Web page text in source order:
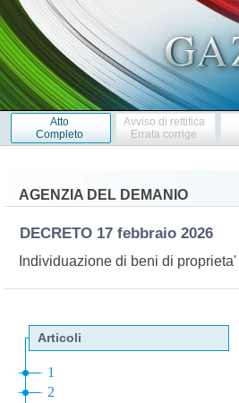
Atto
Completo
Avviso di rettifica
Errata corrige
AGENZIA DEL DEMANIO
DECRETO 17 febbraio 2026
Individuazione di beni di